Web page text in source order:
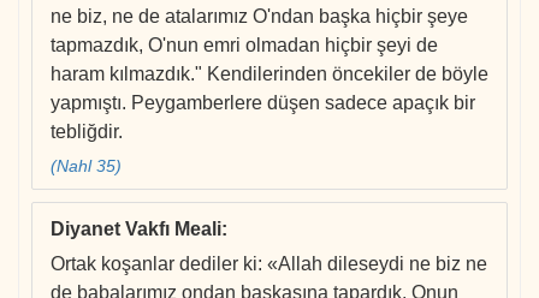
ne biz, ne de atalarımız O'ndan başka hiçbir şeye
tapmazdık, O'nun emri olmadan hiçbir şeyi de
haram kılmazdık." Kendilerinden öncekiler de böyle
yapmıştı. Peygamberlere düşen sadece apaçık bir
tebliğdir.
(Nahl 35)
Diyanet Vakfı Meali:
Ortak koşanlar dediler ki: «Allah dileseydi ne biz ne
de babalarımız ondan başkasına tapardık. Onun